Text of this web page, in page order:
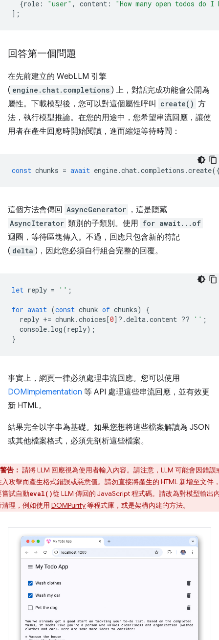
{role : "user" , content :
"How many open todos do I
];
回答第一個問題
在先前建立的 WebLLM 引擎
( engine.chat.completions ) 上，對話完成功能會公開為
屬性。下載模型後，您可以對這個屬性呼叫
create() 方
法，執行模型推論。在您的用途中，您希望串流回應，讓使
用者在產生回應時開始閱讀，進而縮短等待時間：
const chunks = await engine.chat.completions .create
這個方法會傳回 AsyncGenerator ，這是隱藏
AsyncIterator 類別的子類別。使用 for await...of
迴圈，等待區塊傳入。不過，回應只包含新的符記
( delta )，因此您必須自行組合完整的回覆。
let reply = '' ;
for await (const chunk of chunks)
{
reply += chunk .choices[0] ? .delta.content ?? '' ;
console. log(reply);
}
事實上，網頁一律必須處理串流回應。您可以使用
DOMImplementation 等 API 處理這些串流回應，並有效更
新 HTML。
結果完全以字串為基礎。如果您想將這些檔案解讀為 JSON
或其他檔案格式，必須先剖析這些檔案。
警告： 請將 LLM 回應視為使用者輸入內容。請注意，LLM 可能會因錯誤
入攻擊而產生格式錯誤或惡意值。請勿直接將產生的 HTML 新增至文件
嘗試自動eval()從 LLM 傳回的 JavaScript 程式碼。請改為對模型輸出
清理，例如使用 DOMPurify等程式庫，或是架構內建的方法。